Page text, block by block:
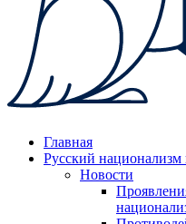
Главная
Русский национализм
Новости